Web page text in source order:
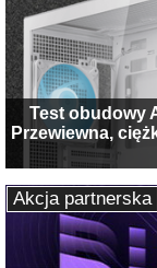
Test obudowy
Przewiewna,
Akcja partnerska